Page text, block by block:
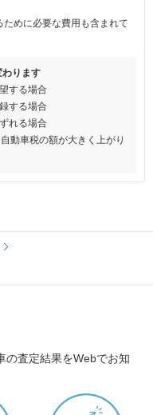
めに必要な費用も含まれて
わります
する場合
する場合
れる場合
動車税の額が大きく上がり
の査定結果をWebでお知